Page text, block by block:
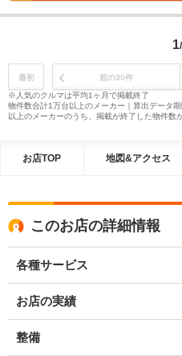
1
最初 前の30件
※人気のクルマは平均1ヶ月で掲載終了
物件数合計1万台以上のメーカー｜算出データ
以上のメーカーのうち、掲載が終了した物件数
お店TOP 地図&アクセス
このお店の詳細情報
各種サービス
お店の実績
整備